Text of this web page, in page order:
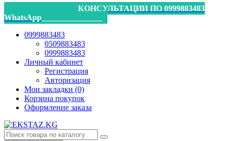
_________________КОНСУЛЬТАЦИИ ПО 0999883483
WhatsApp_______________
0999883483
0509883483
0999883483
Личный кабинет
Регистрация
Авторизация
Мои закладки (0)
Корзина покупок
Оформление заказа